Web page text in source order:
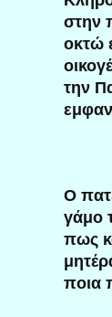
στην
οκτώ
την
Ο
γάμο
πως
ποια